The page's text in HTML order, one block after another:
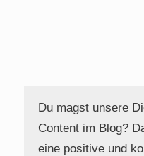
Du magst unsere
Content im Blog?
eine positive und